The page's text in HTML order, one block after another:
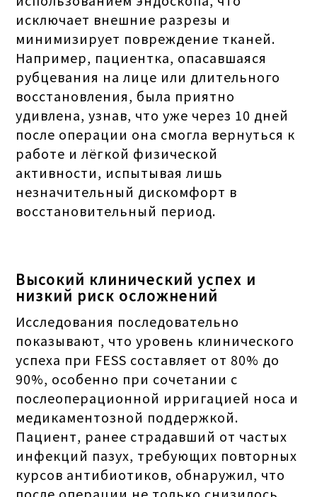
исключает внешние разрезы и
минимизирует повреждение тканей.
Например, пациентка, опасавшаяся
рубцевания на лице или длительного
восстановления, была приятно
удивлена, узнав, что уже через 10 дней
после операции она смогла вернуться к
работе и лёгкой физической
активности, испытывая лишь
незначительный дискомфорт в
восстановительный период.
Высокий клинический успех и
низкий риск осложнений
Исследования последовательно
показывают, что уровень клинического
успеха при FESS составляет от 80% до
90%, особенно при сочетании с
послеоперационной ирригацией носа и
медикаментозной поддержкой.
Пациент, ранее страдавший от частых
инфекций пазух, требующих повторных
курсов антибиотиков, обнаружил, что